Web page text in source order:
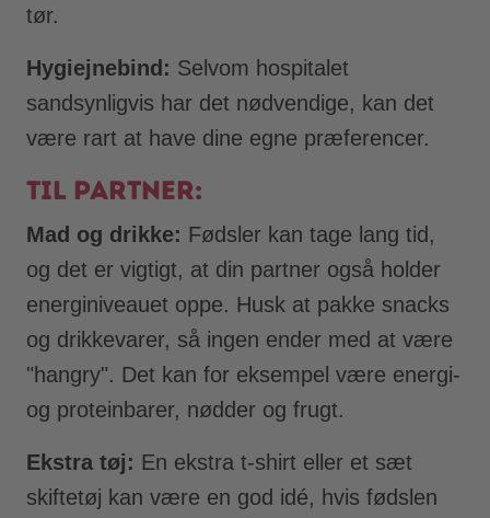
tør.
Hygiejnebind: Selvom hospitalet
sandsynligvis har det nødvendige, kan det
være rart at have dine egne præferencer.
Til partner:
Mad og drikke: Fødsler kan tage lang tid,
og det er vigtigt, at din partner også holder
energiniveauet oppe. Husk at pakke snacks
og drikkevarer, så ingen ender med at være
"hangry". Det kan for eksempel være energi-
og proteinbarer, nødder og frugt.
Ekstra tøj: En ekstra t-shirt eller et sæt
skiftetøj kan være en god idé, hvis fødslen